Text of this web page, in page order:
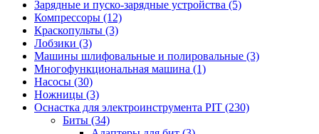
Зарядные и пуско-зарядные устройства (5)
Компрессоры (12)
Краскопульты (3)
Лобзики (3)
Машины шлифовальные и полировальные (3)
Многофункциональная машина (1)
Насосы (30)
Ножницы (3)
Оснастка для электроинструмента PIT (230)
Биты (34)